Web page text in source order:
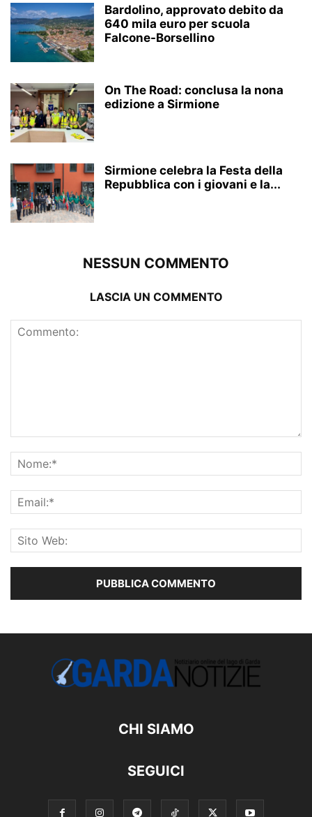
Bardolino, approvato debito da
640 mila euro per scuola
Falcone-Borsellino
On The Road: conclusa la nona
edizione a Sirmione
Sirmione celebra la Festa della
Repubblica con i giovani e la...
NESSUN COMMENTO
LASCIA UN COMMENTO
CHI SIAMO
SEGUICI